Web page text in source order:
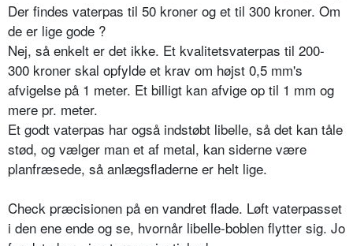
Der findes vaterpas til 50 kroner og et til 300 kroner. Om
de er lige gode ?
Nej, så enkelt er det ikke. Et kvalitetsvaterpas til 200-
300 kroner skal opfylde et krav om højst 0,5 mm's
afvigelse på 1 meter. Et billigt kan afvige op til 1 mm og
mere pr. meter.
Et godt vaterpas har også indstøbt libelle, så det kan tåle
stød, og vælger man et af metal, kan siderne være
planfræsede, så anlægsfladerne er helt lige.
Check præcisionen på en vandret flade. Løft vaterpasset
i den ene ende og se, hvornår libelle-boblen flytter sig. Jo